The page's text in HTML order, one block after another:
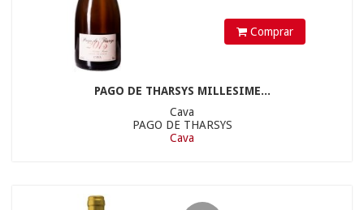
Comprar
PAGO DE THARSYS MILLESIME...
Cava
PAGO DE THARSYS
Cava